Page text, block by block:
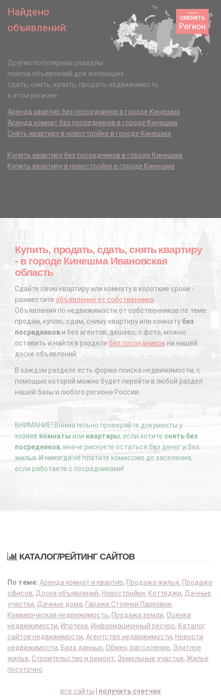
СМЕНИТЬ
Регион
Найдено
объявлений:
Другие популярные разделы
поиска объявлений для желающих
сдать, снять, купить, продать недвижимость
в этом регионе:
Аренда квартир без посредников в городе Кинешма
Аренда комнат без посредников в городе Кинешма
Снять квартиру в новостройке в городе Кинешма
Купить квартиру без посредников в городе Кинешма
Купить квартиру в новостройке в городе Кинешма
Купить, продать, сдать, снять квартиру
- в городе Кинешма Ивановская
область
Сдайте свою квартиру или комнату в короткие сроки -
разместите объявление от собственника.
Объявления по недвижимости от собственников по теме
продам, куплю, сдам, сниму квартиру или комнату без
посредников и без агентов, дешево, с фото, можно
оставить и найти в разделе без посредников на нашей
доске объявлений.
В каждом разделе есть форма поиска недвижимости, с
помощью которой можно будет перейти в любой раздел
нашей базы и любого региона России.
ВНИМАНИЕ! Внимательно проверяйте документы у
хозяев комнаты или квартиры, если хотите снять без
посредников, иначе рискуете остаться без денег и без
жилья. И никогда не платите комиссию до заселения,
если работаете с посредниками!
КАТАЛОГ/РЕЙТИНГ САЙТОВ
По теме: Аренда комнат и квартир, Продажа жилья, Продажа
офисов, Доска объявлений, Новостройки, Коттеджи, Дачные
участки, Дачные дома, Гаражи Стоянки Парковки,
Коммерческая недвижимость, Продажа земли, Оценка
недвижимости, Ипотека, Информационный ресурс, Каталог
сайтов недвижимости, Агентство недвижимости, Новости
недвижимости, База данных, Обмен, расселение, Элитное
жилье, Строительство и ремонт, Земельные участки, Жилье
посуточно
все сайты получить счетчик